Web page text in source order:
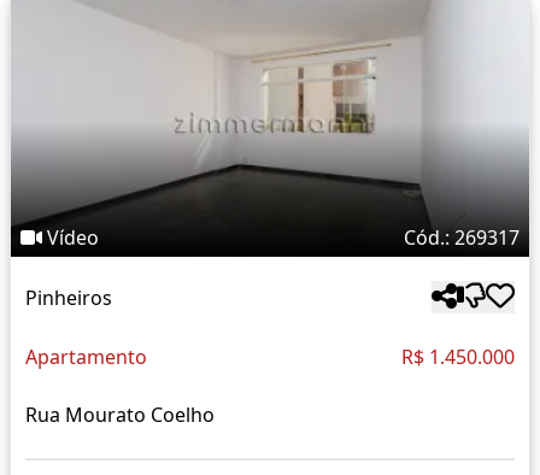
Vídeo Cód.: 269317
Pinheiros
Apartamento R$ 1.450.000
Rua Mourato Coelho